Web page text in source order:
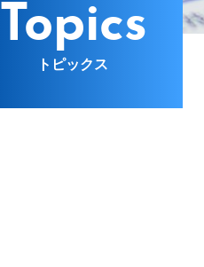
Topics
トピックス